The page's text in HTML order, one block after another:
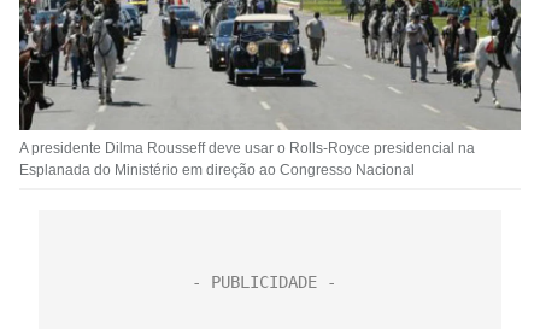
A presidente Dilma Rousseff deve usar o Rolls-Royce presidencial na
Esplanada do Ministério em direção ao Congresso Nacional